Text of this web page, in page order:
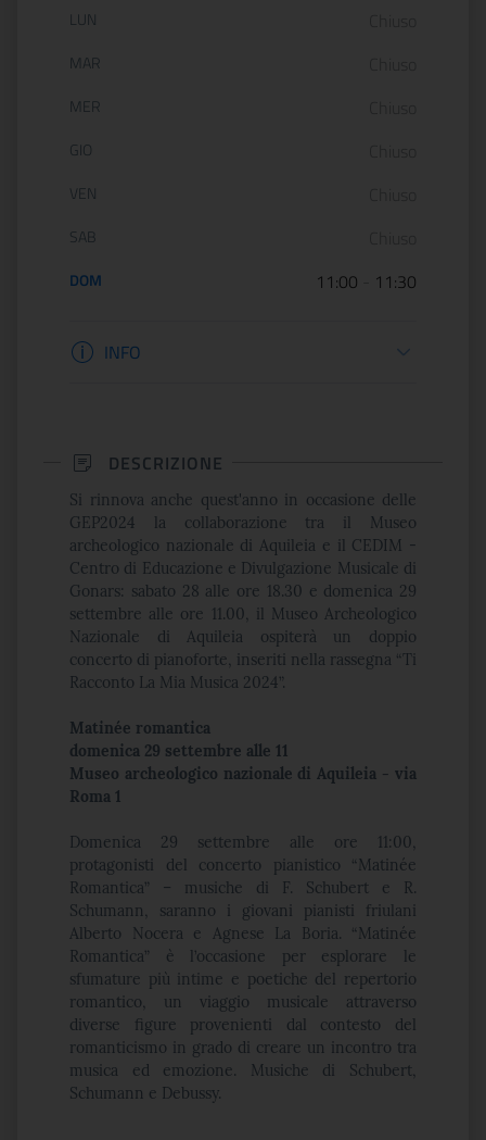
Orario di apertura:
LUN
MAR
MER
GIO
VEN
SAB
DOM 11:00 11:30
Informazioni apertura
INFO
DESCRIZIONE
Si rinnova anche quest'anno in occasione delle
GEP2024 la collaborazione tra il Museo
archeologico nazionale di Aquileia e il CEDIM -
Centro di Educazione e Divulgazione Musicale di
Gonars: sabato 28 alle ore 18.30 e domenica 29
settembre alle ore 11.00, il Museo Archeologico
Nazionale di Aquileia ospiterà un doppio
concerto di pianoforte, inseriti nella rassegna “Ti
Racconto La Mia Musica 2024”.
Matinée romantica
domenica 29 settembre alle 11
Museo archeologico nazionale di Aquileia - via
Roma 1
Domenica 29 settembre alle ore 11:00,
protagonisti del concerto pianistico “Matinée
Romantica” – musiche di F. Schubert e R.
Schumann, saranno i giovani pianisti friulani
Alberto Nocera e Agnese La Boria. “Matinée
Romantica” è l’occasione per esplorare le
sfumature più intime e poetiche del repertorio
romantico, un viaggio musicale attraverso
diverse figure provenienti dal contesto del
romanticismo in grado di creare un incontro tra
musica ed emozione. Musiche di Schubert,
Schumann e Debussy.